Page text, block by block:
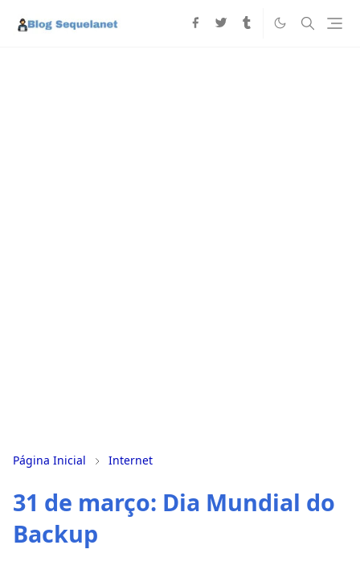
Página Inicial Internet
31 de março: Dia Mundial do
Backup